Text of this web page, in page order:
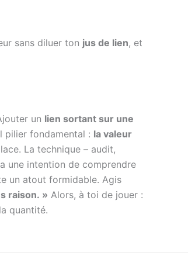
sans diluer ton jus de lien, et
un lien sortant sur une
pilier fondamental : la valeur
La technique – audit,
une intention de comprendre
un atout formidable. Agis
raison. » Alors, à toi de jouer :
quantité.